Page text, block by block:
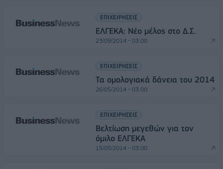
ΕΠΙΧΕΙΡΗΣΕΙΣ
ΕΛΓΕΚΑ: Νέο μέλος στο Δ.Σ.
23/09/2014 - 03:00
ΕΠΙΧΕΙΡΗΣΕΙΣ
Τα ομολογιακά δάνεια του 2014
26/05/2014 - 03:00
ΕΠΙΧΕΙΡΗΣΕΙΣ
Βελτίωση μεγεθών για τον
όμιλο ΕΛΓΕΚΑ
15/05/2014 - 03:00